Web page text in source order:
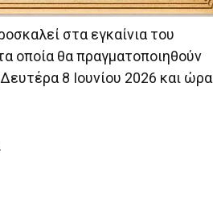
στα εγκαίνια του
οποία θα πραγματοποιηθούν
8 Ιουνίου 2026 και ώρα